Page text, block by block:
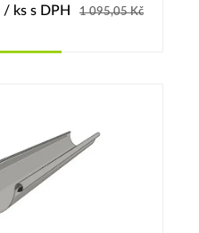
/ ks s DPH 1 095,05Kč